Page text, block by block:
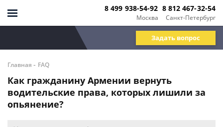
Москва
8 499 938-54-92
Санкт-Петербург
8 812 467-32-54
Задать вопрос
Главная - FAQ
Как гражданину Армении вернуть
водительские права, которых лишили за
опьянение?